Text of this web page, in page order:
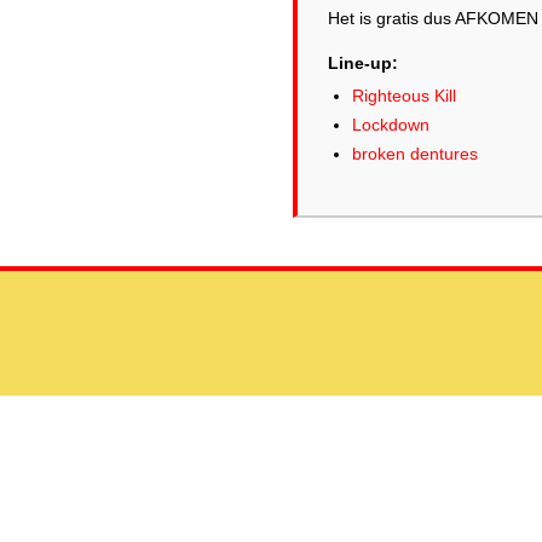
Het is gratis dus AFKOMEN
Line-up:
Righteous Kill
Lockdown
broken dentures